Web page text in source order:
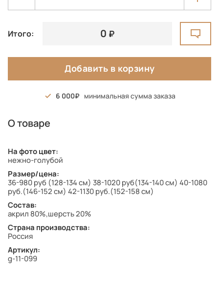
Итого: 0
Добавить в корзину
6 000 минимальная сумма заказа
О товаре
На фото цвет:
нежно-голубой
Размер/цена:
36-980 руб (128-134 см) 38-1020 руб(134-140 см) 40-1080
руб.(146-152 см) 42-1130 руб.(152-158 см)
Состав:
акрил 80%,шерсть 20%
Страна производства:
Россия
Артикул:
g-11-099